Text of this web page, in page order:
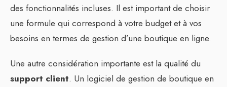
des fonctionnalités incluses. Il est important de choisir
une formule qui correspond à votre budget et à vos
besoins en termes de gestion d’une boutique en ligne.
Une autre considération importante est la qualité du
support client. Un logiciel de gestion de boutique en